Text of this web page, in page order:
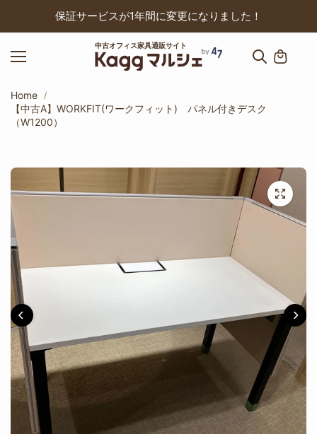
保証サービスが1年間に変更になりました！
中古オフィス家具通販サイト
Home
【中古A】WORKFIT(ワークフィット) パネル付きデスク
（W1200）